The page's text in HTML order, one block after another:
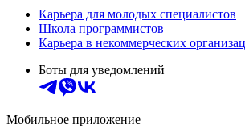
Карьера для молодых специалистов
Школа программистов
Карьера в некоммерческих
Боты для уведомлений
Мобильное приложение